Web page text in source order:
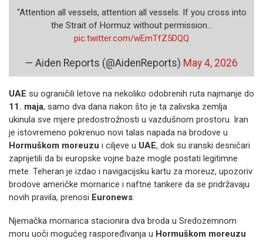
“Attention all vessels, attention all vessels. If you cross into
the Strait of Hormuz without permission…
pic.twitter.com/wEmTfZ5DQQ
— Aiden Reports (@AidenReports) May 4, 2026
UAE su ograničili letove na nekoliko odobrenih ruta najmanje do
11. maja, samo dva dana nakon što je ta zalivska zemlja
ukinula sve mjere predostrožnosti u vazdušnom prostoru. Iran
je istovremeno pokrenuo novi talas napada na brodove u
Hormuškom moreuzu i ciljeve u UAE, dok su iranski desničari
zaprijetili da bi europske vojne baze mogle postati legitimne
mete. Teheran je izdao i navigacijsku kartu za moreuz, upozoriv
brodove američke mornarice i naftne tankere da se pridržavaju
novih pravila, prenosi Euronews.
Njemačka mornarica stacionira dva broda u Sredozemnom
moru uoči mogućeg raspoređivanja u Hormuškom moreuzu